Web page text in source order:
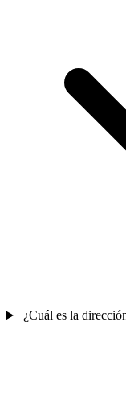
¿Cuál es la